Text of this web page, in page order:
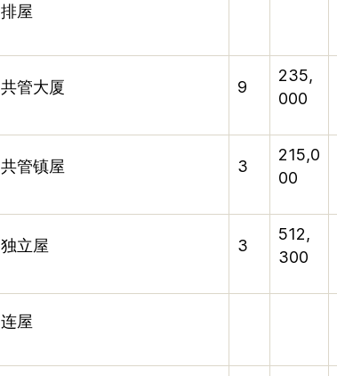
排屋
共管大厦 9
235,
000
共管镇屋 3
215,0
00
独立屋 3
512,
300
连屋